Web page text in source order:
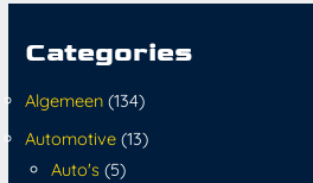
Categories
Algemeen (134)
Automotive (13)
Auto's(5)